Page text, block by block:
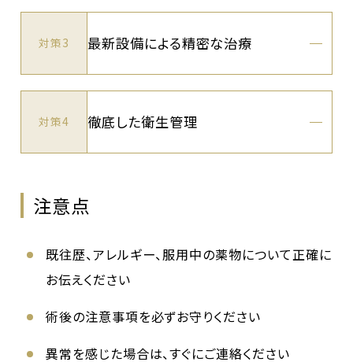
対策3 最新設備による精密な治療
対策4 徹底した衛生管理
注意点
既往歴、アレルギー、服用中の薬物について正確に
お伝えください
術後の注意事項を必ずお守りください
異常を感じた場合は、すぐにご連絡ください